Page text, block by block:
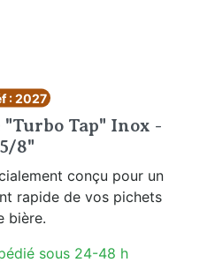
: 2027
Tap" Inox -
5/8"
conçu pour un
rapide de vos pichets
bière.
sous 24-48 h